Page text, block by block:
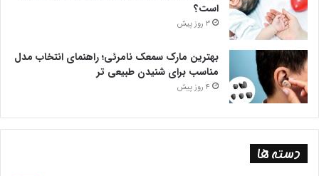
است؟
3 روز پیش
بهترین مارک سمعک نامرئی؛ راهنمای انتخاب مدل
مناسب برای شنیدن طبیعی تر
4 روز پیش
دسته ها